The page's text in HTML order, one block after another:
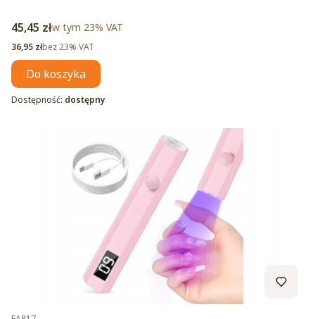
Cena brutto
45,45 złw tym %s VAT
w tym 23% VAT
Cena netto
36,95 złbez 23% VAT
Do koszyka
Dostępność: dostępny
Kod produktu